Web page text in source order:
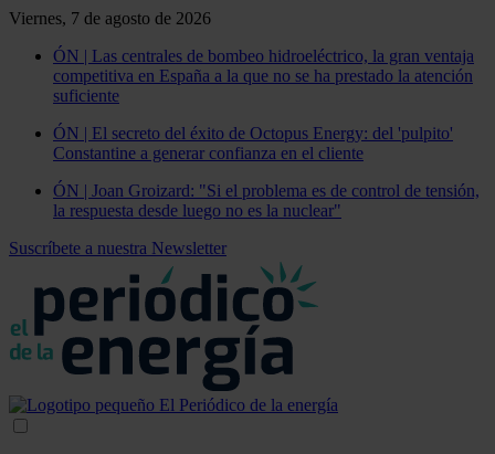
Viernes, 7 de agosto de 2026
ÓN | Las centrales de bombeo hidroeléctrico, la gran ventaja
competitiva en España a la que no se ha prestado la atención
suficiente
ÓN | El secreto del éxito de Octopus Energy: del 'pulpito'
Constantine a generar confianza en el cliente
ÓN | Joan Groizard: "Si el problema es de control de tensión,
la respuesta desde luego no es la nuclear"
Suscríbete a nuestra Newsletter